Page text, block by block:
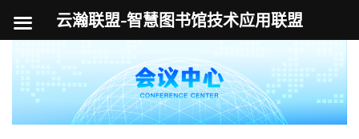
容
云瀚联盟-智慧图书馆技术应用联盟